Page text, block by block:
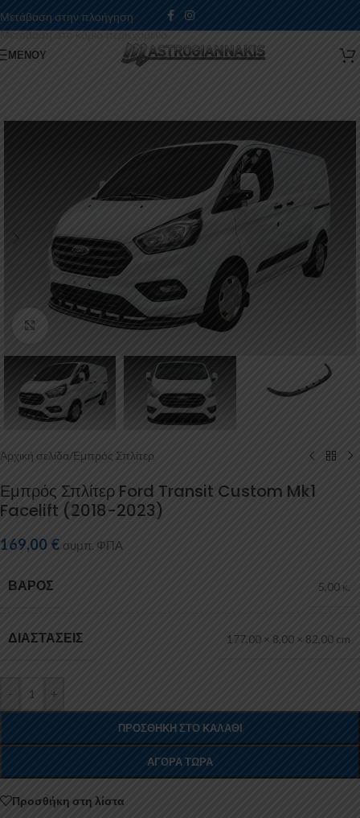
Μετάβαση στην πλοήγηση
Μετάβαση στο κύριο περιεχόμενο
ΜΕΝΟΎ
Κάντε κλικ για μεγέθυνση
Αρχική σελίδα/Εμπρός Σπλίτερ
Εμπρός Σπλίτερ Ford Transit Custom Mk1
Facelift (2018-2023)
169,00 € συμπ. ΦΠΑ
ΒΆΡΟΣ 5,00 κ.
ΔΙΑΣΤΆΣΕΙΣ 177,00 × 8,00 × 82,00 cm
- +
ΠΡΟΣΘΉΚΗ ΣΤΟ ΚΑΛΆΘΙ
ΑΓΟΡΆ ΤΏΡΑ
Προσθήκη στη λίστα